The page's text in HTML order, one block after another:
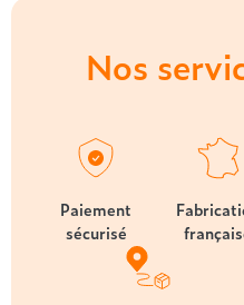
Nos
Paiement
sécurisé